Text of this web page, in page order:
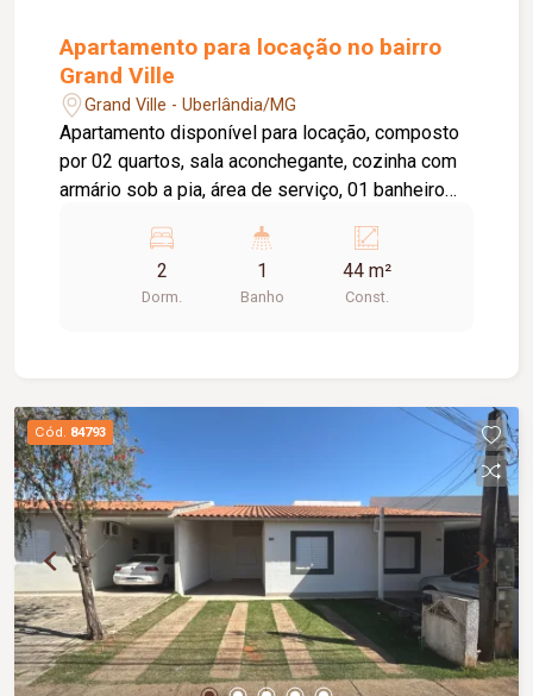
Apartamento para locação no bairro
Grand Ville
Grand Ville - Uberlândia/MG
Apartamento disponível para locação, composto
por 02 quartos, sala aconchegante, cozinha com
armário sob a pia, área de serviço, 01 banheiro
conta com elevador, proporcionando mais
praticidade no dia a dia. O condomínio oferece
uma excelente infraestrutura de lazer e
qualidade de vida para toda a família.
2
Dorm.
1
Banho
44 m²
Const.
Cód. 84793